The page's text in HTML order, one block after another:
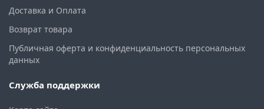
Доставка и Оплата
Возврат товара
Публичная оферта и конфиденциальность персональных
данных
Служба поддержки